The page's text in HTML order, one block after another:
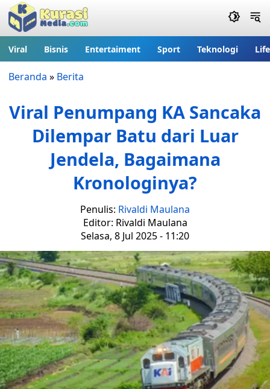
Viral Bisnis Entertaiment Sport Teknologi
Beranda » Berita
Viral Penumpang KA Sancaka
Dilempar Batu dari Luar
Jendela, Bagaimana
Kronologinya?
Penulis: Rivaldi Maulana
Editor: Rivaldi Maulana
Selasa, 8 Jul 2025 - 11:20